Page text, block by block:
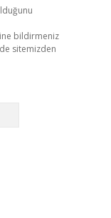
bildirmeniz
sitemizden